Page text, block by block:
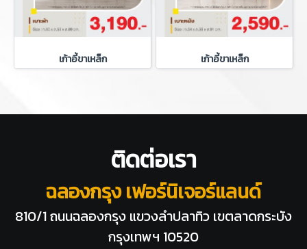
เก้าอี้ขาเหล็ก เก้าอี้ขาเหล็ก
ติดต่อเรา
ฉลองกรุง เฟอร์นิเจอร์แลนด์
810/1 ถนนฉลองกรุง แขวงลำปลาทิว เขตลาดกระบัง
กรุงเทพฯ 10520